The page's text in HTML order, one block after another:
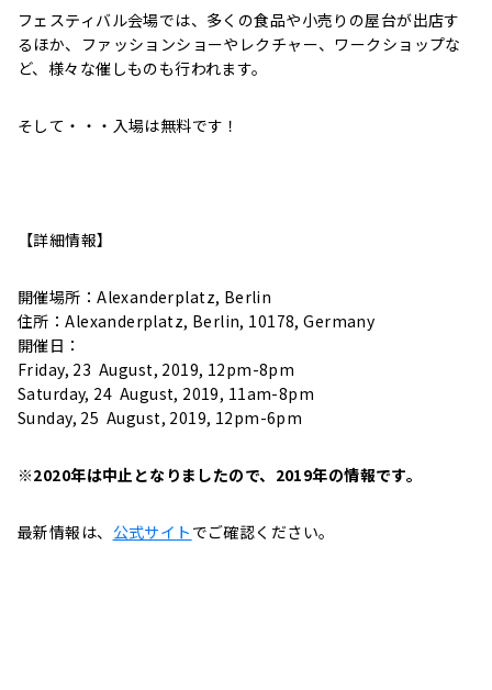
フェスティバル会場では、多くの食品や小売りの屋台が出店す
るほか、ファッションショーやレクチャー、ワークショップな
ど、様々な催しものも行われます。
そして・・・入場は無料です！
【詳細情報】
開催場所：Alexanderplatz, Berlin
住所：Alexanderplatz, Berlin, 10178, Germany
開催日：
Friday, 23 August, 2019, 12pm-8pm
Saturday, 24 August, 2019, 11am-8pm
Sunday, 25 August, 2019, 12pm-6pm
※2020年は中止となりましたので、2019年の情報です。
最新情報は、 公式サイト でご確認ください。